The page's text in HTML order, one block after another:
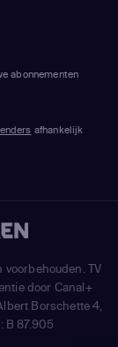
abonnementen
afhankelijk
voorbehouden. TV
door Canal+
Borschette 4,
B 87.905